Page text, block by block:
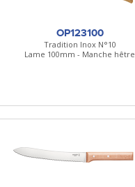
OP123100
Tradition Inox N°10
Lame 100mm - Manche hêtre